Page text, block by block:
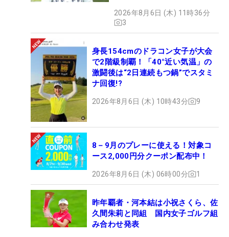
2026年8月6日 (木) 11時36分
3
身長154cmのドラコン女子が大会
で2階級制覇！「40°近い気温」の
激闘後は“2日連続もつ鍋”でスタミ
ナ回復!?
2026年8月6日 (木) 10時43分 9
8－9月のプレーに使える！対象コ
ース2,000円分クーポン配布中！
2026年8月6日 (木) 06時00分 1
昨年覇者・河本結は小祝さくら、佐
久間朱莉と同組 国内女子ゴルフ組
み合わせ発表